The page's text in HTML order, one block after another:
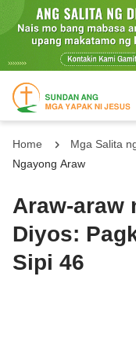
Home Mga Salita
Ngayong Araw
Araw-araw
Diyos:
Sipi 46